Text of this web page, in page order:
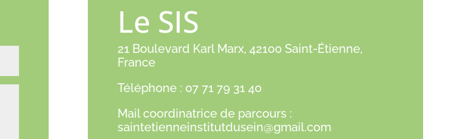
Le SIS
21 Boulevard Karl Marx, 42100 Saint-Étienne,
France
Téléphone : 07 71 79 31 40
Mail coordinatrice de parcours :
saintetienneinstitutdusein@gmail.com